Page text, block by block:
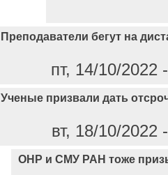
Преподаватели бегут на
пт, 14/10/
Ученые призвали дать
вт, 18/10/
ОНР и СМУ РАН тоже